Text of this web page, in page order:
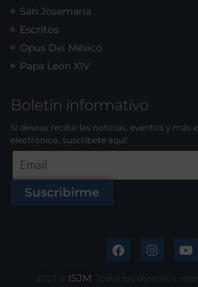
San Josemaría
Escritos
Opus Dei México
Papa León XIV
Boletín informativo
Si deseas recibir las noticias, eventos y más
electrónico, suscríbete aquí:
Suscribirme
2023 © ISJM . Todos los derechos